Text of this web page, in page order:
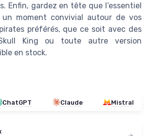
Enfin, gardez en tête que l’essentiel
moment convivial autour de vos
préférés, que ce soit avec des
King ou toute autre version
en stock.
ChatGPT Claude Mistral